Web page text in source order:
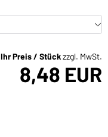
Ihr Preis / Stückzzgl. MwSt.
8,48 EUR